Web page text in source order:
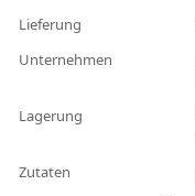
Lieferung
Unternehmen
Lagerung
Zutaten